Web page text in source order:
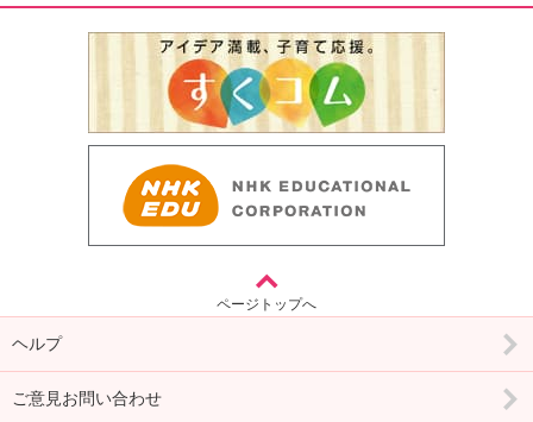
ページトップへ
ヘルプ
ご意見お問い合わせ